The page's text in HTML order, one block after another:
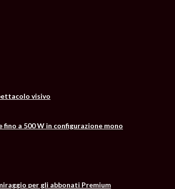
visivo
fino a 500 W in configurazione mono
per gli abbonati Premium